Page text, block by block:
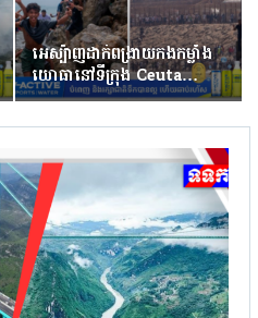
អេស្ប៉ាញដាក់ពង្រាយកងកម្លាំង
យោធានៅទីក្រុង Ceuta…